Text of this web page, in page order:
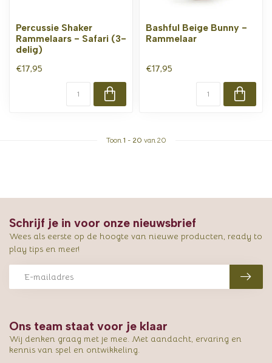
Percussie Shaker
Rammelaars - Safari (3-
delig)
€17,95
Bashful Beige Bunny -
Rammelaar
€17,95
Toon 1 - 20 van 20
Ons team staat voor je klaar
Wij denken graag met je mee. Met aandacht, ervaring en
kennis van spel en ontwikkeling.
Schrijf je in voor onze nieuwsbrief
Wees als eerste op de hoogte van nieuwe producten, ready to
play tips en meer!